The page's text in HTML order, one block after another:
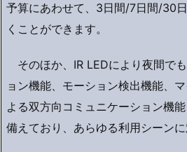
予算にあわせて、3日間/7日間/30
くことができます。
そのほか、IR LEDにより夜間で
ョン機能、モーション検出機能、
よる双方向コミュニケーション機
備えており、あらゆる利用シーンに